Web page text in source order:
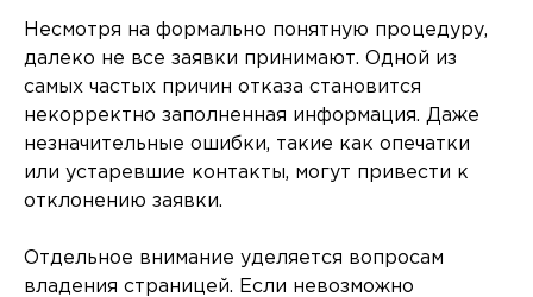
Несмотря на формально понятную процедуру,
далеко не все заявки принимают. Одной из
самых частых причин отказа становится
некорректно заполненная информация. Даже
незначительные ошибки, такие как опечатки
или устаревшие контакты, могут привести к
отклонению заявки.
Отдельное внимание уделяется вопросам
владения страницей. Если невозможно